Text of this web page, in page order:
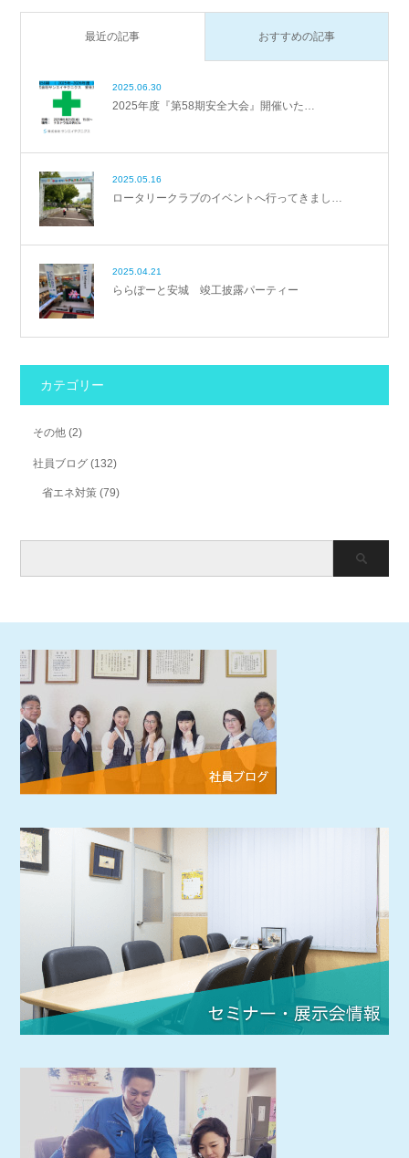
最近の記事 おすすめの記事
2025.06.30
2025年度『第58期安全大会』開催いた…
2025.05.16
ロータリークラブのイベントへ行ってきまし…
2025.04.21
ららぽーと安城 竣工披露パーティー
カテゴリー
その他 (2)
社員ブログ (132)
省エネ対策 (79)